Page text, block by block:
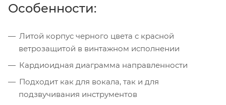
Особенности:
Литой корпус черного цвета с красной
ветрозащитой в винтажном исполнении
Кардиоидная диаграмма направленности
Подходит как для вокала, так и для
подзвучивания инструментов